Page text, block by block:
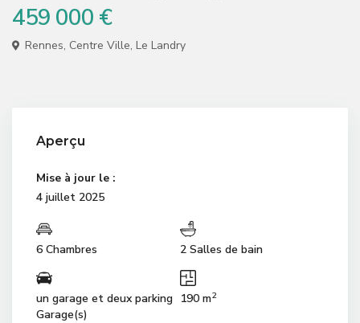
459 000 €
Rennes, Centre Ville, Le Landry
Aperçu
Mise à jour le :
4 juillet 2025
6 Chambres 2 Salles de bain
un garage et deux parking
Garage(s)
190 m2